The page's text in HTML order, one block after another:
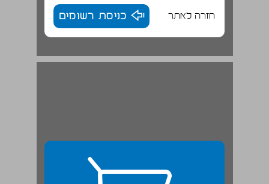
חזרה לאתר כניסת רשומים
"ומביא חלוקי אבנים מפולמות" (בבלי, זבחים נד ע"א) ... 27